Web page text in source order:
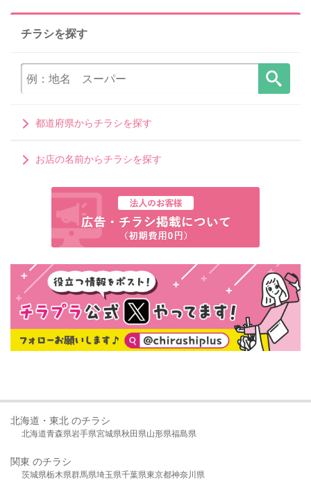
チラシを探す
都道府県からチラシを探す
お店の名前からチラシを探す
北海道・東北 のチラシ
北海道青森県岩手県宮城県秋田県山形県福島県
関東 のチラシ
茨城県栃木県群馬県埼玉県千葉県東京都神奈川県